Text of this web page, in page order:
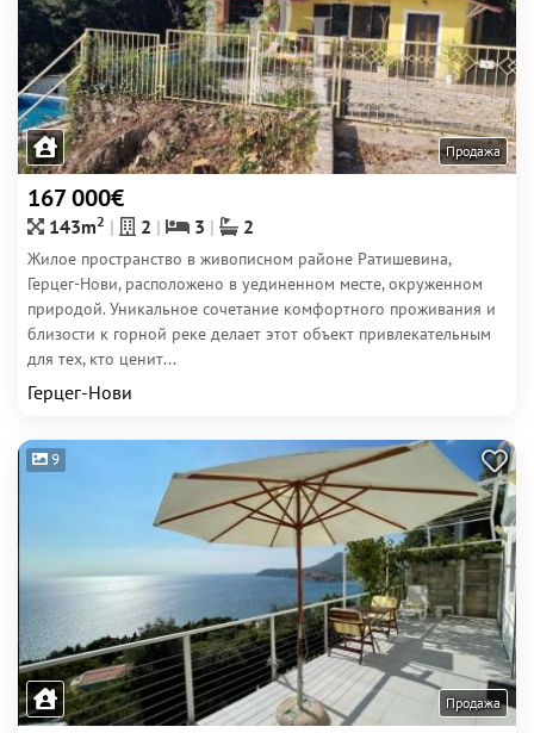
Продажа
167 000€
143m2 2 3 2
Жилое пространство в живописном районе Ратишевина,
Герцег-Нови, расположено в уединенном месте, окруженном
природой. Уникальное сочетание комфортного проживания и
близости к горной реке делает этот объект привлекательным
для тех, кто ценит...
Герцег-Нови
9
Продажа